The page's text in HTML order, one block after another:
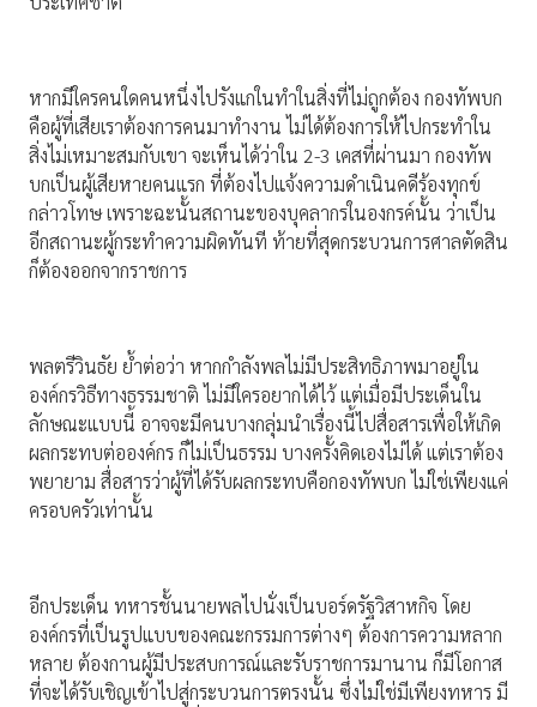
หากมีใครคนใดคนหนึ่งไปรังแกในทําในสิ่งที่ไม่ถูกต้อง กองทัพบก
คือผู้ที่เสียเราต้องการคนมาทํางาน ไม่ได้ต้องการให้ไปกระทําใน
สิ่งไม่เหมาะสมกับเขา จะเห็นได้ว่าใน 2-3 เคสที่ผ่านมา กองทัพ
บกเป็นผู้เสียหายคนแรก ที่ต้องไปแจ้งความดําเนินคดีร้องทุกข์
กล่าวโทษ เพราะฉะนั้นสถานะของบุคลากรในองกรค์นั้น ว่าเป็น
อีกสถานะผู้กระทําความผิดทันที ท้ายที่สุดกระบวนการศาลตัดสิน
ก็ต้องออกจากราชการ
พลตรีวินธัย ย้ำต่อว่า หากกําลังพลไม่มีประสิทธิภาพมาอยู่ใน
องค์กรวิธีทางธรรมชาติ ไม่มีใครอยากได้ไว้ แต่เมื่อมีประเด็นใน
ลักษณะแบบนี้ อาจจะมีคนบางกลุ่มนําเรื่องนี้ไปสื่อสารเพื่อให้เกิด
ผลกระทบต่อองค์กร ก็ไม่เป็นธรรม บางครั้งคิดเองไม่ได้ แต่เราต้อง
พยายาม สื่อสารว่าผู้ที่ได้รับผลกระทบคือกองทัพบก ไม่ใช่เพียงแค่
ครอบครัวเท่านั้น
อีกประเด็น ทหารชั้นนายพลไปนั่งเป็นบอร์ดรัฐวิสาหกิจ โดย
องค์กรที่เป็นรูปแบบของคณะกรรมการต่างๆ ต้องการความหลาก
หลาย ต้องกานผู้มีประสบการณ์และรับราชการมานาน ก็มีโอกาส
ที่จะได้รับเชิญเข้าไปสู่กระบวนการตรงนั้น ซึ่งไม่ใช่มีเพียงทหาร มี